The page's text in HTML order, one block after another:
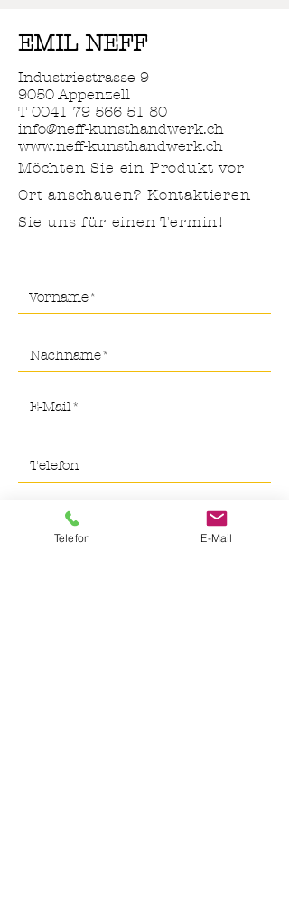
EMIL NEFF
Industriestrasse 9
9050 Appenzell
T 0041 79 566 51 80
info@neff-kunsthandwerk.ch
www.neff-kunsthandwerk.ch
Möchten Sie ein Produkt vor
Ort anschauen? Kontaktieren
Sie uns für einen Termin!
Telefon E-Mail